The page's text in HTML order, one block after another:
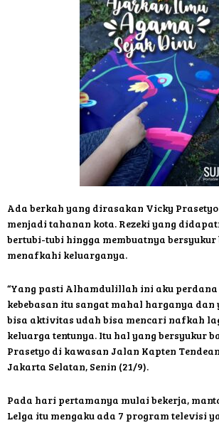
Ada berkah yang dirasakan Vicky Prasetyo
menjadi tahanan kota. Rezeki yang
bertubi-tubi hingga membuatnya bersyukur
menafkahi keluarganya.
“Yang pasti Alhamdulillah ini aku
kebebasan itu sangat mahal harganya dan
bisa aktivitas udah bisa mencari nafkah
keluarga tentunya. Itu hal yang bersyukur
Prasetyo di kawasan Jalan Kapten
Jakarta Selatan, Senin (21/9).
Pada hari pertamanya mulai bekerja,
Lelga itu mengaku ada 7 program televisi